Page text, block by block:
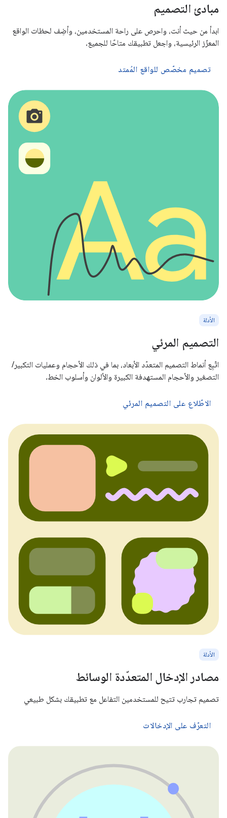
مبادئ التصميم
ابدأ من حيث أنت، واحرص على راحة المستخدمين، وأضِف لحظات الواقع
المعزّز الرئيسية، واجعل تطبيقك متاحًا للجميع.
تصميم مخصّص للواقع المُمتد
الأدلة
التصميم المرئي
اتّبِع أنماط التصميم المتعدّد الأبعاد، بما في ذلك الأحجام وعمليات التكبير/
التصغير والأحجام المستهدفة الكبيرة والألوان وأسلوب الخط.
الاطّلاع على التصميم المرئي
الأدلة
مصادر الإدخال المتعدّدة الوسائط
تصميم تجارب تتيح للمستخدمين التفاعل مع تطبيقك بشكل طبيعي
التعرّف على الإدخالات